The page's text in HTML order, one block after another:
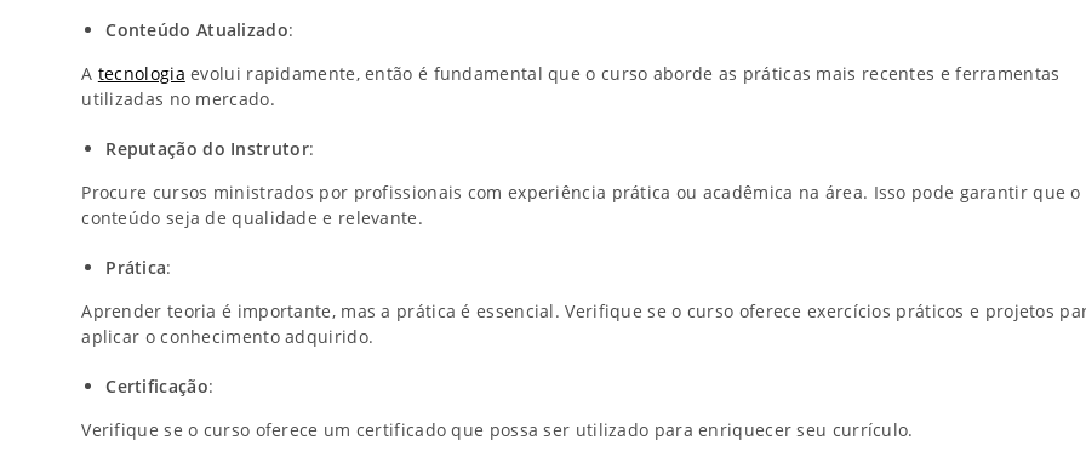
Conteúdo Atualizado:
A tecnologia evolui rapidamente, então é fundamental que o curso aborde as práticas mais recentes e ferramentas
utilizadas no mercado.
Reputação do Instrutor:
Procure cursos ministrados por profissionais com experiência prática ou acadêmica na área. Isso pode garantir que o
conteúdo seja de qualidade e relevante.
Prática:
Aprender teoria é importante, mas a prática é essencial. Verifique se o curso oferece exercícios práticos e projetos
aplicar o conhecimento adquirido.
Certificação:
Verifique se o curso oferece um certificado que possa ser utilizado para enriquecer seu currículo.